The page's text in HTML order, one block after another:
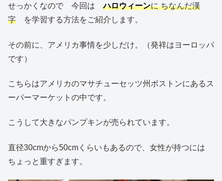
せっかくなので 今回はハロウィーンに ちなんだ漢
字 を学習する方法をご紹介します。
その前に、アメリカ事情を少しだけ。（発祥はヨーロッパ
です）
こちらはアメリカのマサチューセッツ州ボストンにあるス
ーパーマーケットの中です。
こうして大きなパンプキンが売られています。
直径30cmから50cmくらいもあるので、女性が持つには
ちょっと重すぎます。